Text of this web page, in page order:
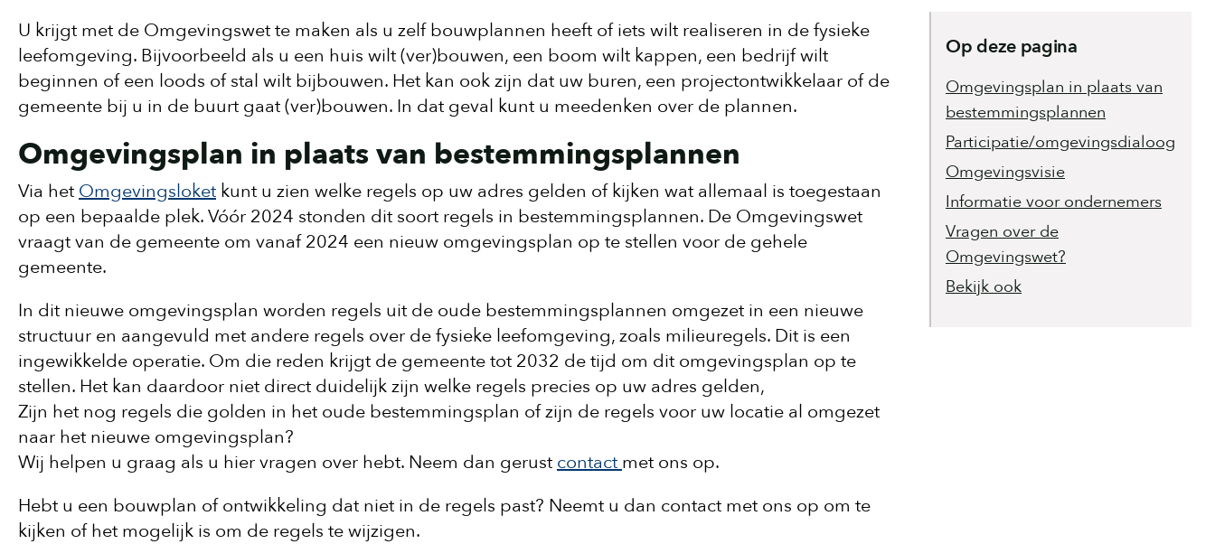
U krijgt met de Omgevingswet te maken als u zelf bouwplannen heeft of iets wilt realiseren in de fysieke
leefomgeving. Bijvoorbeeld als u een huis wilt (ver)bouwen, een boom wilt kappen, een bedrijf wilt
beginnen of een loods of stal wilt bijbouwen. Het kan ook zijn dat uw buren, een projectontwikkelaar of de
gemeente bij u in de buurt gaat (ver)bouwen. In dat geval kunt u meedenken over de plannen.
Omgevingsplan in plaats van bestemmingsplannen
Via het Omgevingsloket kunt u zien welke regels op uw adres gelden of kijken wat allemaal is toegestaan
op een bepaalde plek. Vóór 2024 stonden dit soort regels in bestemmingsplannen. De Omgevingswet
vraagt van de gemeente om vanaf 2024 een nieuw omgevingsplan op te stellen voor de gehele
gemeente.
In dit nieuwe omgevingsplan worden regels uit de oude bestemmingsplannen omgezet in een nieuwe
structuur en aangevuld met andere regels over de fysieke leefomgeving, zoals milieuregels. Dit is een
ingewikkelde operatie. Om die reden krijgt de gemeente tot 2032 de tijd om dit omgevingsplan op te
stellen. Het kan daardoor niet direct duidelijk zijn welke regels precies op uw adres gelden,
Zijn het nog regels die golden in het oude bestemmingsplan of zijn de regels voor uw locatie al omgezet
naar het nieuwe omgevingsplan?
Wij helpen u graag als u hier vragen over hebt. Neem dan gerust contact met ons op.
Hebt u een bouwplan of ontwikkeling dat niet in de regels past? Neemt u dan contact met ons op om te
kijken of het mogelijk is om de regels te wijzigen.
Op deze pagina
Omgevingsplan in plaats van
bestemmingsplannen
Participatie/omgevingsdialoog
Omgevingsvisie
Informatie voor ondernemers
Vragen over de
Omgevingswet?
Bekijk ook